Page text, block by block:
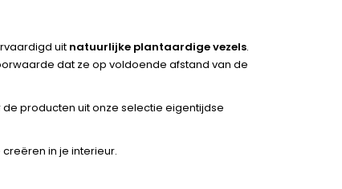
uit natuurlijke plantaardige vezels.
dat ze op voldoende afstand van de
producten uit onze selectie eigentijdse
in je interieur.